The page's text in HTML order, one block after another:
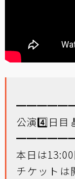
公演4️⃣日目
本日は
チケットは